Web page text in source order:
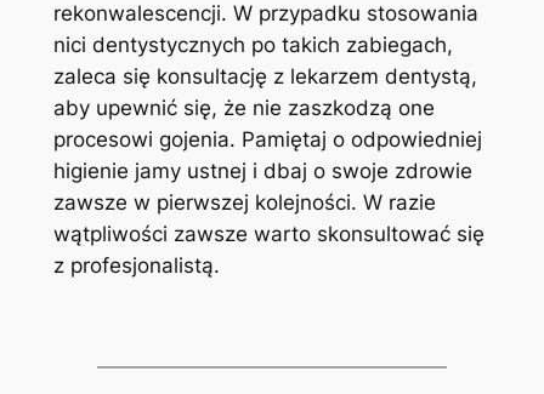
rekonwalescencji. W przypadku stosowania
nici dentystycznych po takich zabiegach,
zaleca się konsultację⁣ z lekarzem dentystą,
aby upewnić się, że nie zaszkodzą one
procesowi gojenia. Pamiętaj o odpowiedniej
higienie jamy ustnej i dbaj o swoje zdrowie
‍zawsze w pierwszej kolejności. W razie
wątpliwości zawsze warto skonsultować się
z profesjonalistą.